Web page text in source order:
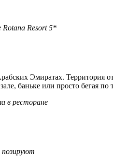
Rotana Resort 5*
Эмиратах. Территория
баньке или просто бегая по
в ресторане